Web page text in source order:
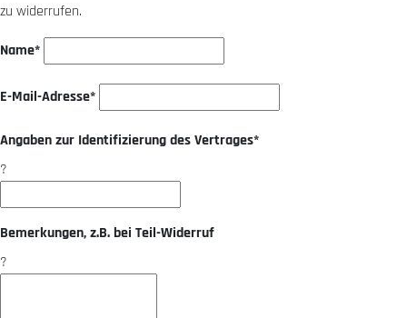
zu widerrufen.
Name*
E-Mail-Adresse*
Angaben zur Identifizierung des Vertrages*
?
Bemerkungen, z.B. bei Teil-Widerruf
?